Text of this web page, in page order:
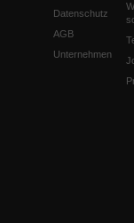
Datenschutz
AGB
Unternehmen